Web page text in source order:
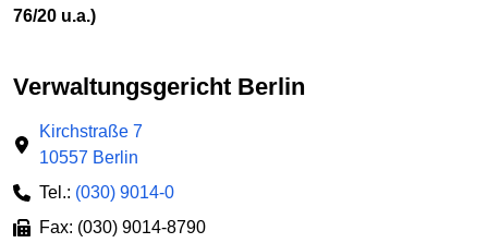
76/20 u.a.)
Verwaltungsgericht Berlin
Kirchstraße 7
10557 Berlin
Tel.: (030) 9014-0
Fax: (030) 9014-8790